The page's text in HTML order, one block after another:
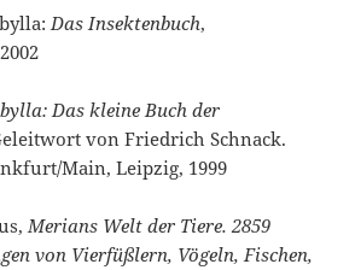
Das Insektenbuch,
Das kleine Buch der
von Friedrich Schnack.
Main, Leipzig, 1999
Merians Welt der Tiere. 2859
von Vierfüßlern, Vögeln, Fischen,